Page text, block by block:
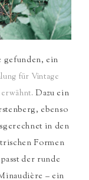
gefunden, ein
für Vintage
Dazu ein
ebenso
in den
Formen
der runde
– ein